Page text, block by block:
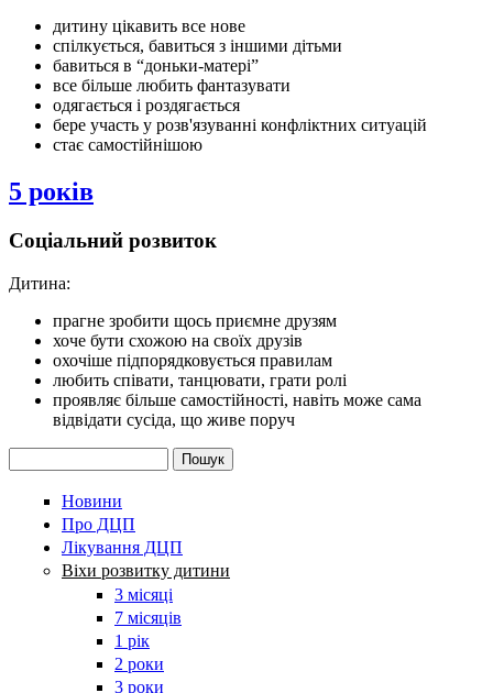
дитину цікавить все нове
спілкується, бавиться з іншими дітьми
бавиться в “доньки-матері”
все більше любить фантазувати
одягається і роздягається
бере участь у розв'язуванні конфліктних ситуацій
стає самостійнішою
5 років
Соціальний розвиток
Дитина:
прагне зробити щось приємне друзям
хоче бути схожою на своїх друзів
охочіше підпорядковується правилам
любить співати, танцювати, грати ролі
проявляє більше самостійності, навіть може сама
відвідати сусіда, що живе поруч
Новини
Про ДЦП
Лікування ДЦП
Віхи розвитку дитини
3 місяці
7 місяців
1 рік
2 роки
3 роки